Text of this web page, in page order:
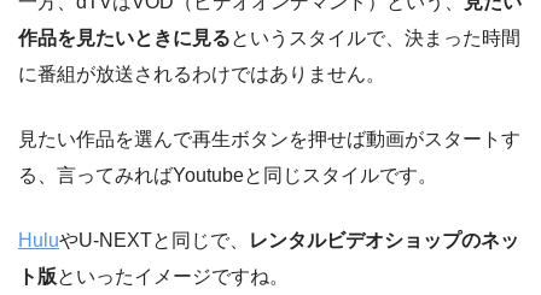
作品を見たいときに見るというスタイルで、決まった時間
に番組が放送されるわけではありません。
見たい作品を選んで再生ボタンを押せば動画がスタートす
る、言ってみればYoutubeと同じスタイルです。
HuluやU-NEXTと同じで、
レンタルビデオショップのネッ
ト版といったイメージですね。